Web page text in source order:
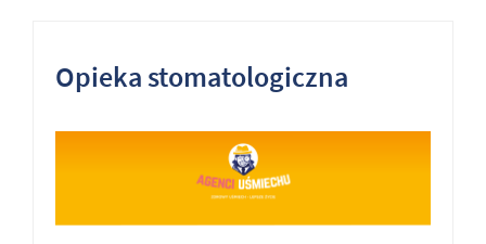
Opieka stomatologiczna